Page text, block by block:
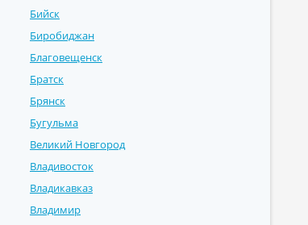
Бийск
Биробиджан
Благовещенск
Братск
Брянск
Бугульма
Великий Новгород
Владивосток
Владикавказ
Владимир